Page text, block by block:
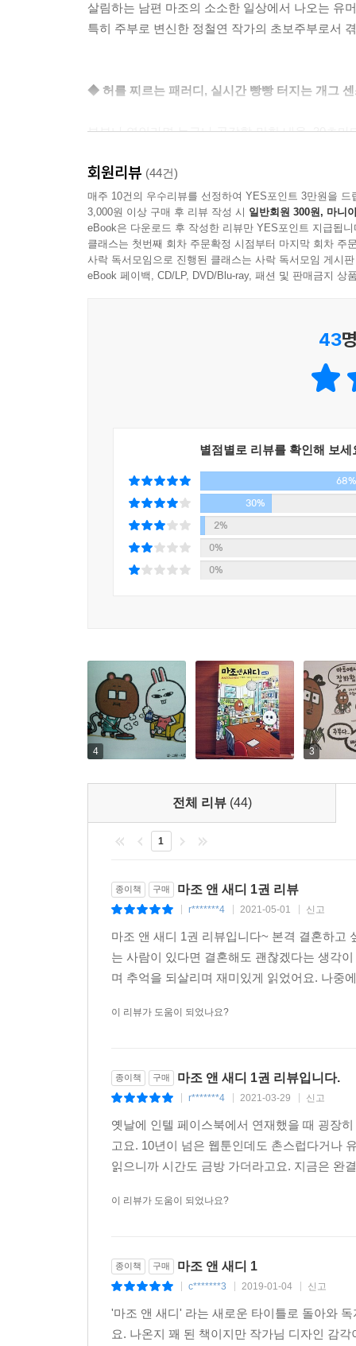
살림하는 남편 마조의 소소한 일상에서 나오는 유
특히 주부로 변신한 정철연 작가의 초보주부로서
◆ 허를 찌르는 패러디, 실시간 빵빵 터지는 개그
부부나 연인라면 누구나 공감할 만한 내용, 30초
그의 카툰이 가진 가장 큰 장점은 공감의 폭이
것들을 보여주고 패러디해서 큰 웃음을 주고 있다.
특히 ‘주부훈련소’가 있어야 한다고 주장하는 주
주부라면 누구나 한번쯤 겪었을 에피소드, 초
실용성도 함께 제공하고 있다. 게다가 무엇보다
하는 남성 독자들은 '주부로 산다는 것'에 대해 공
만큼 즐겁게 살아가는 모습 부러워요 / 남자들
^^ --- 마조앤새디에 중독된 이들의 깨알 같은 리뷰
회원리뷰 (44건)
매주 10건의 우수리뷰를 선정하여 YES포인트 3만원을 드
3,000원 이상 구매 후 리뷰 작성 시 일반회원 300원, 마니
eBook은 다운로드 후 작성한 리뷰만 YES포인트 지급됩니
클래스는 첫번째 회차 주문확정 시점부터 마지막 회차 주
사락 독서모임으로 진행된 클래스는 사락 독서모임 게시
eBook 페이백, CD/LP, DVD/Blu-ray, 패션 및 판매금지 상
43
별점별로 리뷰를 확인해 보세
68%
30%
2%
0%
0%
4 3
전체 리뷰 (44)
1
종이책 구매 마조 앤 새디 1권 리뷰
r*******4 2021-05-01 신고
마조 앤 새디 1권 리뷰입니다~ 본격 결혼하고
는 사람이 있다면 결혼해도 괜찮겠다는 생각
며 추억을 되살리며 재미있게 읽었어요. 나중
이 리뷰가 도움이 되었나요?
종이책 구매 마조 앤 새디 1권 리뷰입니다.
r*******4 2021-03-29 신고
옛날에 인텔 페이스북에서 연재했을 때 굉장
고요. 10년이 넘은 웹툰인데도 촌스럽다거나
읽으니까 시간도 금방 가더라고요. 지금은 완
이 리뷰가 도움이 되었나요?
종이책 구매 마조 앤 새디 1
c*******3 2019-01-04 신고
'마조 앤 새디' 라는 새로운 타이틀로 돌아와
요. 나온지 꽤 된 책이지만 작가님 디자인 감